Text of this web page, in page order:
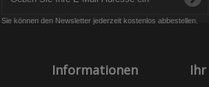
Sie können den Newsletter jederzeit kostenlos abbestellen.
Informationen